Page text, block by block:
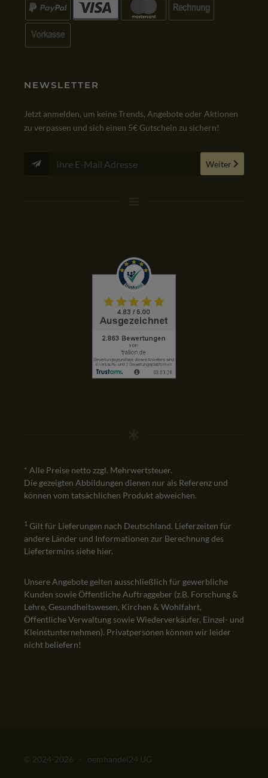
Jetzt anmelden, um keine Trends, Angebote oder Aktionen
Weiter
* Alle Preise netto zzgl. Mehrwertsteuer.
Die gezeigten Abbildungen dienen nur als Referenz und
1Gilt für Lieferungen nach Deutschland. Lieferzeiten für
andere Länder und Informationen zur Berechnung des
Unsere Angebote gelten ausschließlich für gewerbliche
Kunden sowie Öffentliche Auftraggeber (z.B. Forschung &
Lehre, Gesundheitswesen, Kirchen & Wohlfahrt,
Öffentliche Verwaltung sowie Wiederverkäufer, Einzel- und
Kleinstunternehmen). Privatpersonen können wir leider